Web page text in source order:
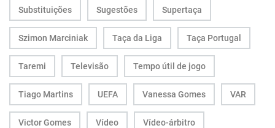
Substituições Sugestões Supertaça
Szimon Marciniak Taça da Liga Taça Portugal
Taremi Televisão Tempo útil de jogo
Tiago Martins UEFA Vanessa Gomes VAR
Victor Gomes Vídeo Vídeo-árbitro